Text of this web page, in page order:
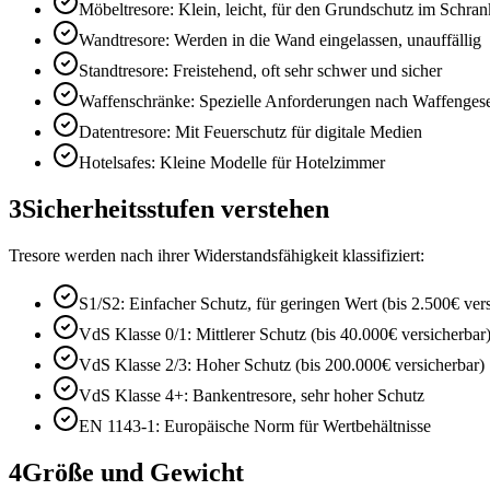
Möbeltresore: Klein, leicht, für den Grundschutz im
Wandtresore: Werden in die Wand eingelassen, unauffällig
Standtresore: Freistehend, oft sehr schwer und sicher
Waffenschränke: Spezielle Anforderungen nach
Datentresore: Mit Feuerschutz für digitale Medien
Hotelsafes: Kleine Modelle für Hotelzimmer
3Sicherheitsstufen verstehen
Tresore werden nach ihrer Widerstandsfähigkeit klassifiziert:
S1/S2: Einfacher Schutz, für geringen Wert (bis 2.500€
VdS Klasse 0/1: Mittlerer Schutz (bis 40.000€ versicherbar)
VdS Klasse 2/3: Hoher Schutz (bis 200.000€ versicherbar)
VdS Klasse 4+: Bankentresore, sehr hoher Schutz
EN 1143-1: Europäische Norm für Wertbehältnisse
4Größe und Gewicht